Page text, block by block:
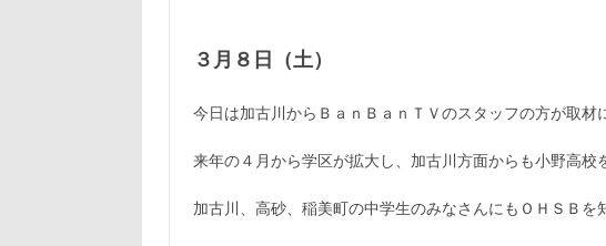
３月８日（土）
今日は加古川からＢａｎＢａｎＴＶのスタッフの方が取材
来年の４月から学区が拡大し、加古川方面からも小野高校
加古川、高砂、稲美町の中学生のみなさんにもＯＨＳＢを